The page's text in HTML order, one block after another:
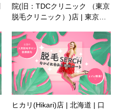
院(旧：TDCクリニック （東京
脱毛クリニック）)店 | 東京…
ヒカリ(Hikari)店 | 北海道 | 口